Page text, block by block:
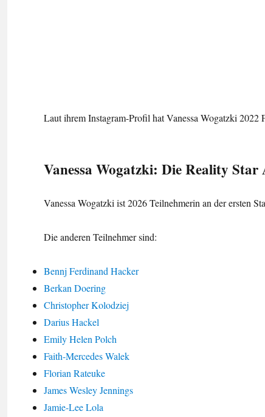
Laut ihrem Instagram-Profil hat Vanessa Wogatzki 2022
Vanessa Wogatzki: Die Reality Star
Vanessa Wogatzki ist 2026 Teilnehmerin an der ersten
Die anderen Teilnehmer sind:
Bennj Ferdinand Hacker
Berkan Doering
Christopher Kolodziej
Darius Hackel
Emily Helen Polch
Faith-Mercedes Walek
Florian Rateuke
James Wesley Jennings
Jamie-Lee Lola